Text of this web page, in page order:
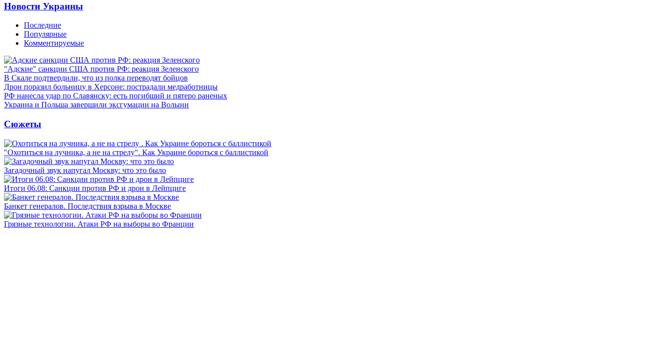
Новости Украины
Последние
Популярные
Комментируемые
"Адские" санкции США против РФ: реакция Зеленского
В Скале подтвердили, что из полка переводят бойцов
Дрон поразил больницу в Херсоне: пострадали медработницы
РФ нанесла удар по Славянску: есть погибший и пятеро раненых
Украина и Польша завершили эксгумации на Волыни
Сюжеты
"Охотиться на лучника, а не на стрелу". Как Украине бороться с баллистикой
Загадочный звук напугал Москву: что это было
Итоги 06.08: Санкции против РФ и дрон в Лейпциге
Банкет генералов. Последствия взрыва в Москве
Грязные технологии. Атаки РФ на выборы во Франции